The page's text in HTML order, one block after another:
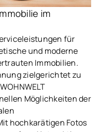
im
für
und moderne
Immobilien.
zielgerichtet zu
Möglichkeiten der
hochkarätigen Fotos